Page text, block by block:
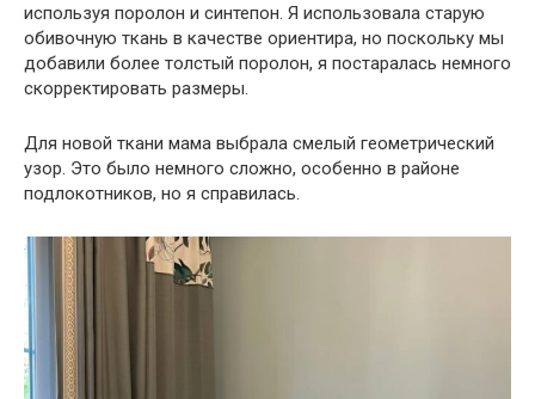
используя поролон и синтепон. Я использовала старую
обивочную ткань в качестве ориентира, но поскольку мы
добавили более толстый поролон, я постаралась немного
скорректировать размеры.
Для новой ткани мама выбрала смелый геометрический
узор. Это было немного сложно, особенно в районе
подлокотников, но я справилась.